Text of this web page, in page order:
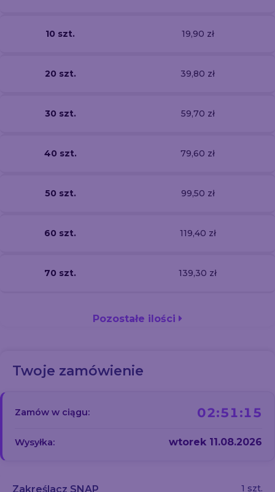
10 szt. 19,90 zł
20 szt. 39,80 zł
30 szt. 59,70 zł
40 szt. 79,60 zł
50 szt. 99,50 zł
60 szt. 119,40 zł
70 szt. 139,30 zł
Pozostałe ilości
Twoje zamówienie
Zamów w ciągu: 02:51:15
Wysyłka: wtorek 11.08.2026
Zakreślacz SNAP 1 szt.